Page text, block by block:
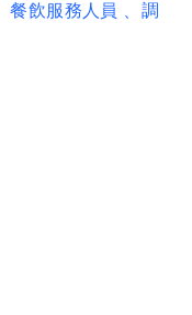
、餐飲服務人員
、調